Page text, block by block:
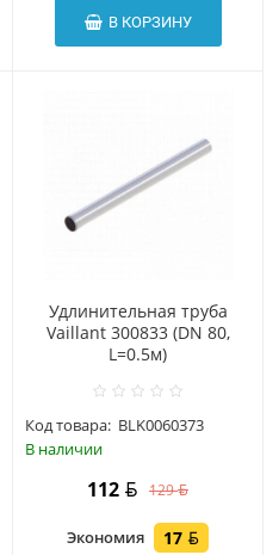
В КОРЗИНУ
Удлинительная труба
Vaillant 300833 (DN 80,
L=0.5м)
Код товара: BLK0060373
В наличии
112 129
Экономия 17